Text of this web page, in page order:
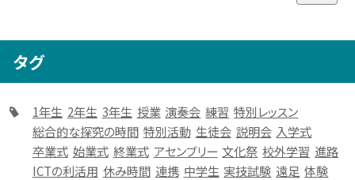
タグ
1年生 2年生 3年生 授業 演奏会 練習 特別レッスン
総合的な探究の時間 特別活動 生徒会 説明会 入学式
卒業式 始業式 終業式 アセンブリー 文化祭 校外学習 進路
ICTの利活用 休み時間 連携 中学生 実技試験 遠足 体験